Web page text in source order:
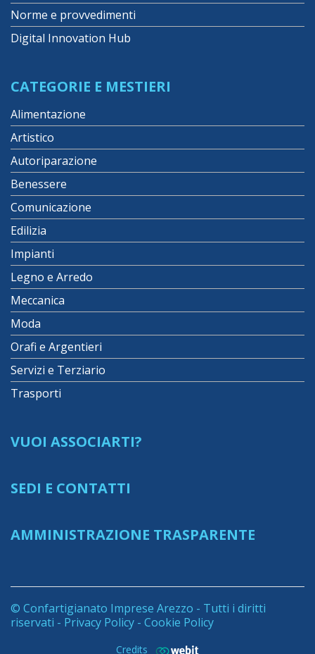
Norme e provvedimenti
Digital Innovation Hub
CATEGORIE E MESTIERI
Alimentazione
Artistico
Autoriparazione
Benessere
Comunicazione
Edilizia
Impianti
Legno e Arredo
Meccanica
Moda
Orafi e Argentieri
Servizi e Terziario
Trasporti
VUOI ASSOCIARTI?
SEDI E CONTATTI
AMMINISTRAZIONE TRASPARENTE
© Confartigianato Imprese Arezzo - Tutti i diritti
riservati - Privacy Policy - Cookie Policy
Credits